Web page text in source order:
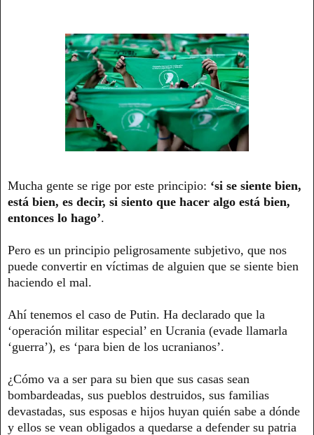
Mucha gente se rige por este principio: ‘si se siente bien,
está bien, es decir, si siento que hacer algo está bien,
entonces lo hago’.
Pero es un principio peligrosamente subjetivo, que nos
puede convertir en víctimas de alguien que se siente bien
haciendo el mal.
Ahí tenemos el caso de Putin. Ha declarado que la
‘operación militar especial’ en Ucrania (evade llamarla
‘guerra’), es ‘para bien de los ucranianos’.
¿Cómo va a ser para su bien que sus casas sean
bombardeadas, sus pueblos destruidos, sus familias
devastadas, sus esposas e hijos huyan quién sabe a dónde
y ellos se vean obligados a quedarse a defender su patria